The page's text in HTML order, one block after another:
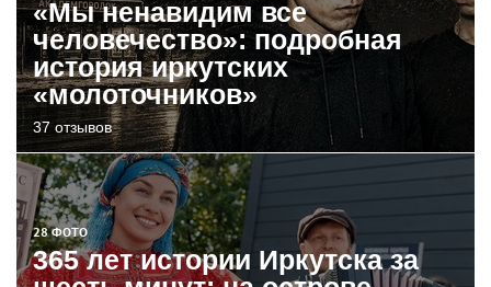
«Мы ненавидим все
человечество»: подробная
история иркутских
«молоточников»
37 отзывов
28 ФОТО
365 лет истории Иркутска за